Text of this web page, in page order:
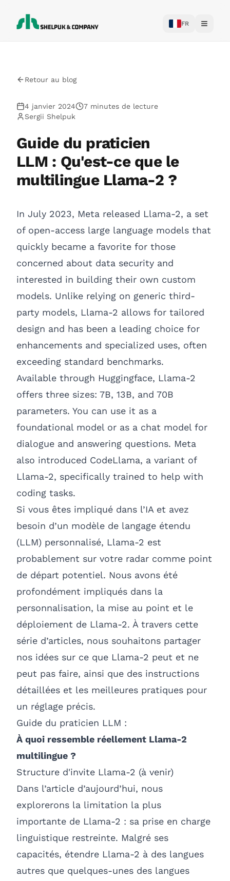
FR
Toggle
Retour au blog
4 janvier 2024
7 minutes de lecture
Sergii Shelpuk
Guide du praticien
LLM : Qu'est-ce que le
multilingue Llama-2 ?
In July 2023, Meta released Llama-2, a set
of open-access large language models that
quickly became a favorite for those
concerned about data security and
interested in building their own custom
models. Unlike relying on generic third-
party models, Llama-2 allows for tailored
design and has been a leading choice for
enhancements and specialized uses, often
exceeding standard benchmarks.
Available through Huggingface, Llama-2
offers three sizes: 7B, 13B, and 70B
parameters. You can use it as a
foundational model or as a chat model for
dialogue and answering questions. Meta
also introduced CodeLlama, a variant of
Llama-2, specifically trained to help with
coding tasks.
Si vous êtes impliqué dans l’IA et avez
besoin d’un modèle de langage étendu
(LLM) personnalisé, Llama-2 est
probablement sur votre radar comme point
de départ potentiel. Nous avons été
profondément impliqués dans la
personnalisation, la mise au point et le
déploiement de Llama-2. À travers cette
série d’articles, nous souhaitons partager
nos idées sur ce que Llama-2 peut et ne
peut pas faire, ainsi que des instructions
détaillées et les meilleures pratiques pour
un réglage précis.
Guide du praticien LLM :
À quoi ressemble réellement Llama-2
multilingue ?
Structure d'invite Llama-2 (à venir)
Dans l’article d’aujourd’hui, nous
explorerons la limitation la plus
importante de Llama-2 : sa prise en charge
linguistique restreinte. Malgré ses
capacités, étendre Llama-2 à des langues
autres que quelques-unes des langues